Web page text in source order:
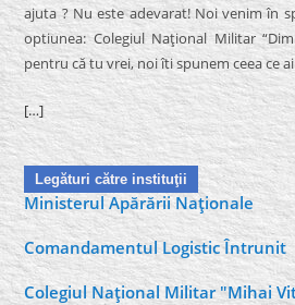
ajuta ? Nu este adevarat! Noi venim în
optiunea: Colegiul Naţional Militar
pentru că tu vrei, noi îti spunem ceea ce
[…]
Legături către instituţii
Ministerul Apărării Naţionale
Comandamentul Logistic Întrunit
Colegiul Naţional Militar "Mihai